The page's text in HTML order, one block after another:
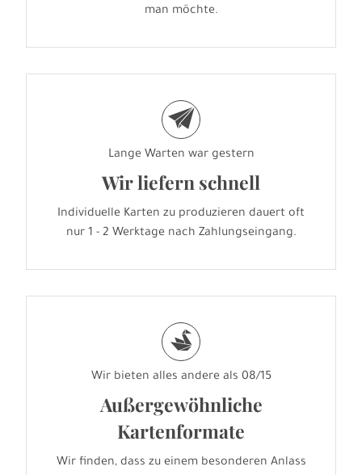
man möchte.
e
Lange Warten war gestern
Wir liefern schnell
Individuelle Karten zu produzieren dauert oft
nur 1 - 2 Werktage nach Zahlungseingang.
s
Wir bieten alles andere als 08/15
Außergewöhnliche
Kartenformate
Wir finden, dass zu einem besonderen Anlass